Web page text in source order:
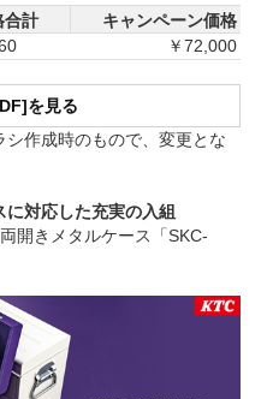
合計
キャンペーン価格
￥72,000
を見る
作成時のもので、変更とな
対応した充実の入組
開きメタルケース「SKC-